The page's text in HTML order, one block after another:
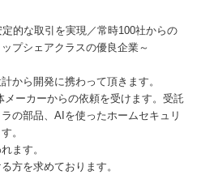
的な取引を実現／常時100社からの
プシェアクラスの優良企業～
から開発に携わって頂きます。
ーカーからの依頼を受けます。受託
の部品、AIを使ったホームセキュリ
。
ます。
方を求めております。